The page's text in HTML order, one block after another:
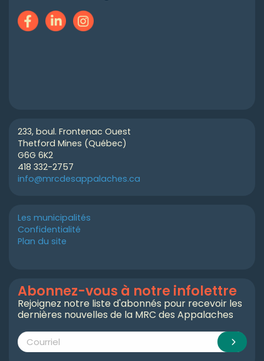
233, boul. Frontenac Ouest
Thetford Mines (Québec)
G6G 6K2
418 332-2757
info@mrcdesappalaches.ca
Les municipalités
Confidentialité
Plan du site
Abonnez-vous à notre infolettre
Rejoignez notre liste d'abonnés pour recevoir les
dernières nouvelles de la MRC des Appalaches